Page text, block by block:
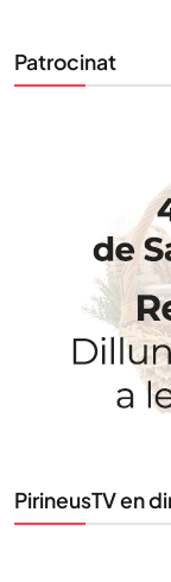
Patrocinat
PirineusTV en
Uneix-te
Tota
al teu correu.
la informació